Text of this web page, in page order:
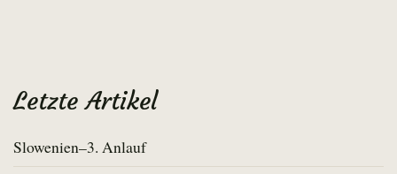
Letzte Artikel
Slowenien–3. Anlauf